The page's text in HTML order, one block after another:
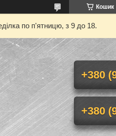
Кошик
по п'ятницю, з 9 до 18.
+380
+380